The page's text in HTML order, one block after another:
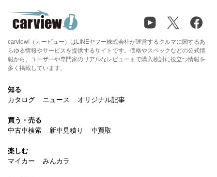
carview!（カービュー）はLINEヤフー株式会社が運営するクルマに関するあ
らゆる情報やサービスを提供するサイトです。価格やスペックなどの公式情
報から、ユーザーや専門家のリアルなレビューまで購入検討に役立つ情報を
多く掲載しています。
知る
カタログ
ニュース オリジナル記事
買う・売る
中古車検索
新車見積り 車買取
楽しむ
マイカー
みんカラ